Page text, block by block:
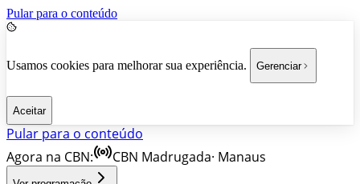
Pular para o conteúdo
Usamos cookies para melhorar sua experiência. Gerenciar
Aceitar
Pular para o conteúdo
Agora na CBN:
CBN Madrugada· Manaus